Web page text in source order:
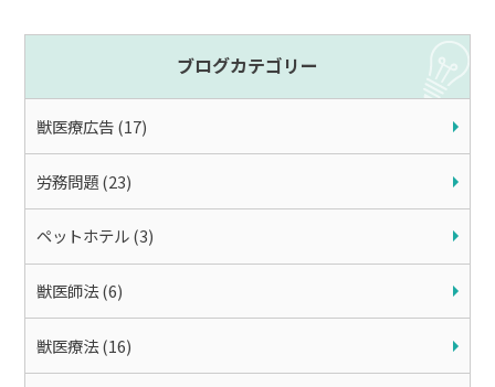
ブログカテゴリー
獣医療広告 (17)
労務問題 (23)
ペットホテル (3)
獣医師法 (6)
獣医療法 (16)